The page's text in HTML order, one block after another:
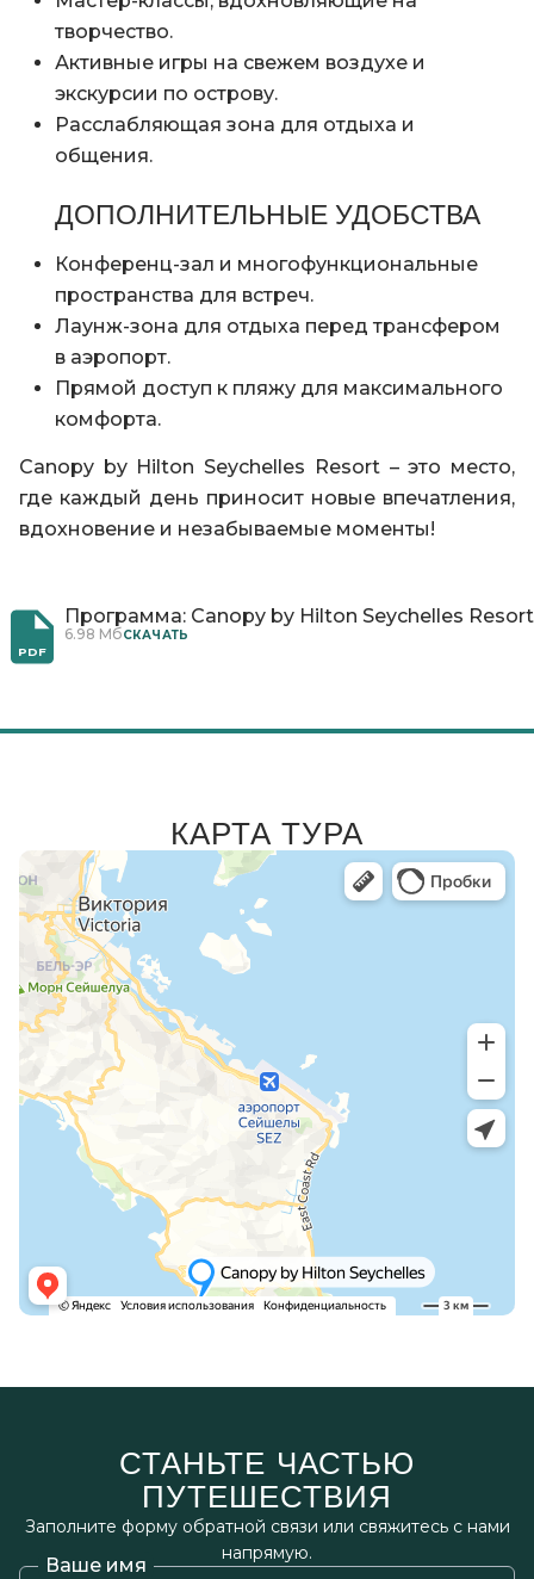
творчество.
Активные игры на свежем воздухе и
экскурсии по острову.
Расслабляющая зона для отдыха и
общения.
ДОПОЛНИТЕЛЬНЫЕ УДОБСТВА
Конференц-зал и многофункциональные
пространства для встреч.
Лаунж-зона для отдыха перед трансфером
в аэропорт.
Прямой доступ к пляжу для максимального
комфорта.
Canopy by Hilton Seychelles Resort – это место,
где каждый день приносит новые впечатления,
вдохновение и незабываемые моменты!
PDF
Программа: Canopy by Hilton Seychelles Resort
6.98 МбCКАЧАТЬ
КАРТА ТУРА
СТАНЬТЕ ЧАСТЬЮ
ПУТЕШЕСТВИЯ
Заполните форму обратной связи или свяжитесь с нами
напрямую.
Ваше имя